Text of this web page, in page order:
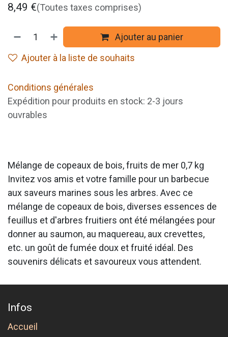
8,49 €(Toutes taxes comprises)
Ajouter au panier
Ajouter à la liste de souhaits
Conditions générales
Expédition pour produits en stock: 2-3 jours
ouvrables
Mélange de copeaux de bois, fruits de mer 0,7 kg
Invitez vos amis et votre famille pour un barbecue
aux saveurs marines sous les arbres. Avec ce
mélange de copeaux de bois, diverses essences de
feuillus et d'arbres fruitiers ont été mélangées pour
donner au saumon, au maquereau, aux crevettes,
etc. un goût de fumée doux et fruité idéal. Des
souvenirs délicats et savoureux vous attendent.
Infos
Accueil